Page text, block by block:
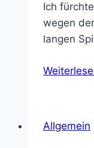
Ich
wegen
langen
Allgemein